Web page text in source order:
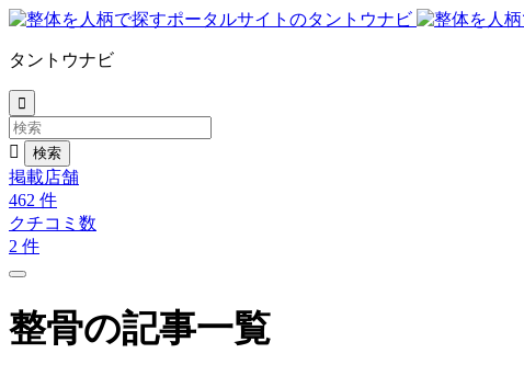
タントウナビ


掲載店舗
462 件
クチコミ数
2 件
整骨の記事一覧